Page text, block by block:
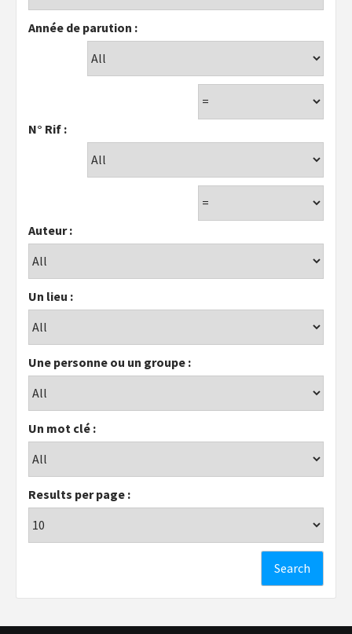
Année de parution :
N° Rif :
Auteur :
Un lieu :
Une personne ou un groupe :
Un mot clé :
Results per page :